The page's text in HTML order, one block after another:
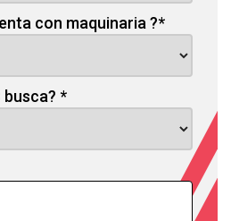
con maquinaria ?*
busca? *